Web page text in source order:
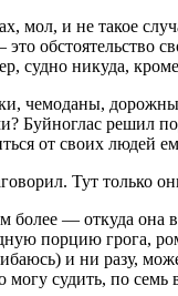
и не такое
обстоятельство
судно никуда,
чемоданы,
Буйноглас решил
от своих людей
Тут только
— откуда она
порцию
и ни разу,
судить, по